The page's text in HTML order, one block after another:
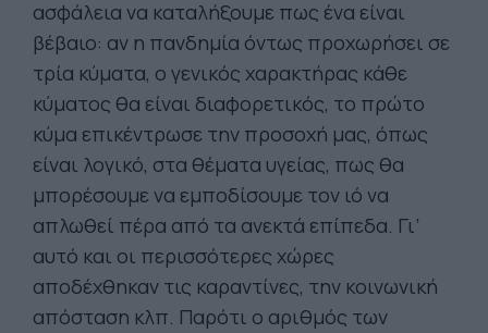
ασφάλεια να καταλήξουμε πως ένα είναι
βέβαιο: αν η πανδημία όντως προχωρήσει σε
τρία κύματα, ο γενικός χαρακτήρας κάθε
κύματος θα είναι διαφορετικός, το πρώτο
κύμα επικέντρωσε την προσοχή μας, όπως
είναι λογικό, στα θέματα υγείας, πως θα
μπορέσουμε να εμποδίσουμε τον ιό να
απλωθεί πέρα από τα ανεκτά επίπεδα. Γι’
αυτό και οι περισσότερες χώρες
αποδέχθηκαν τις καραντίνες, την κοινωνική
απόσταση κλπ. Παρότι ο αριθμός των